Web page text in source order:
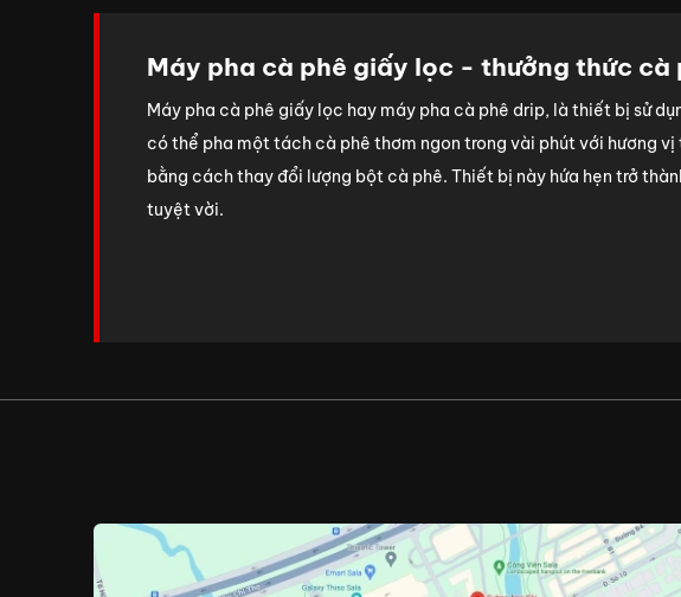
Máy pha cà phê giấy lọc - thưởng thức cà
Máy pha cà phê giấy lọc hay máy pha cà phê drip, là thiết bị sử
có thể pha một tách cà phê thơm ngon trong vài phút với hương
bằng cách thay đổi lượng bột cà phê. Thiết bị này hứa hẹn trở
tuyệt vời.